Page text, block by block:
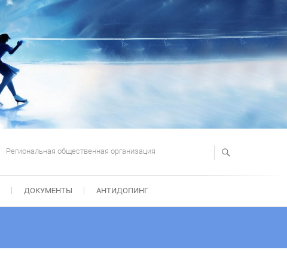
Региональная общественная организация
ДОКУМЕНТЫ АНТИДОПИНГ